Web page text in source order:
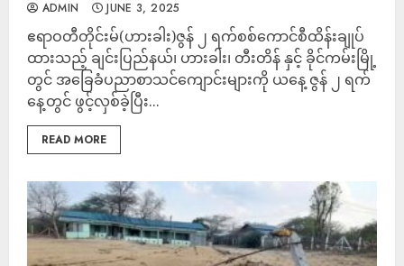
ADMIN JUNE 3, 2025
ဧရာဝတီတိုင်းမ်(ဟားခါး)ဇွန် ၂ ရက်စစ်ကောင်စီထိန်းချုပ်
ထားသည့် ချင်းပြည်နယ်၊ ဟားခါး၊ တီးတိန် နှင့် ခိုင်ကမ်းမြို့
တွင် အခြေခံပညာစာသင်ကျောင်းများကို ယနေ့ ဇွန် ၂ ရက်
နေ့တွင် ဖွင့်လှစ်ခဲ့ပြီး...
READ MORE